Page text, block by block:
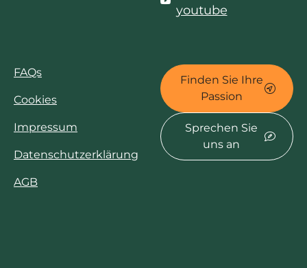
youtube
FAQs
Cookies
Impressum
Datenschutzerklärung
AGB
Finden Sie Ihre
Passion
Sprechen Sie
uns an